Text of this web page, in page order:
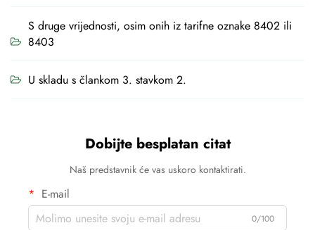
S druge vrijednosti, osim onih iz tarifne oznake 8402 ili
8403
U skladu s člankom 3. stavkom 2.
Dobijte besplatan citat
Naš predstavnik će vas uskoro kontaktirati.
E-mail
0/100